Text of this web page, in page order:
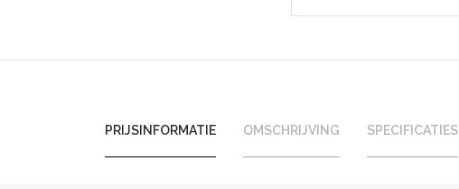
PRIJSINFORMATIE OMSCHRIJVING SPECIFICATIES